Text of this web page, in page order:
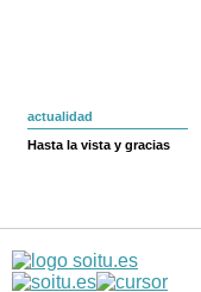
actualidad
Hasta la vista y gracias